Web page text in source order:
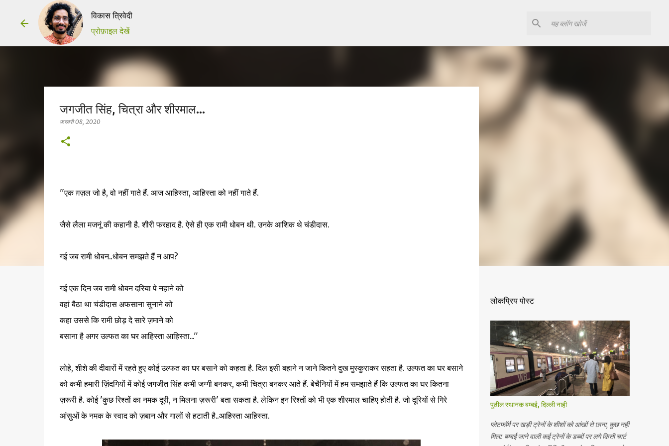
विकास त्रिवेदी
प्रोफ़ाइल देखें
जगजीत सिंह, चित्रा और शीरमाल...
फ़रवरी 08, 2020
''एक ग़ज़ल जो है, वो नहीं गाते हैं. आज आहिस्ता, आहिस्ता को नहीं गाते हैं.
जैसे लैला मजनूं की कहानी है. शीरी फरहाद है. ऐसे ही एक रामी धोबन थी. उनके आशिक थे चंडीदास.
गई जब रामी धोबन..धोबन समझते हैं न आप?
गई एक दिन जब रामी धोबन दरिया पे नहाने को
वहां बैठा था चंडीदास अफसाना सुनाने को
कहा उससे कि रामी छोड़ दे सारे ज़माने को
बसाना है अगर उल्फत का घर आहिस्ता आहिस्ता...''
लोहे, शीशे की दीवारों में रहते हुए कोई उल्फत का घर बसाने को कहता है. दिल इसी बहाने न जाने कितने दुख मुस्कुराकर सहता है. उल्फत का घर बसाने
को कभी हमारी ज़िंदगियों में कोई जगजीत सिंह कभी जग्गी बनकर, कभी चित्रा बनकर आते हैं. बेचैनियों में हम समझाते हैं कि उल्फत का घर कितना
ज़रूरी है. कोई 'कुछ रिश्तों का नमक दूरी, न मिलना ज़रूरी' बता सकता है. लेकिन इन रिश्तों को भी एक शीरमाल चाहिए होती है. जो दूरियों से गिरे
आंसुओं के नमक के स्वाद को ज़बान और गालों से हटाती है..आहिस्ता आहिस्ता.
लोकप्रिय पोस्ट
पुढील स्थानक बम्बई, दिल्ली नाही
प्लेटफॉर्म पर खड़ी ट्रेनों के शीशों को आंखों से छाना, कुछ नहीं
मिला. बम्बई जाने वाली कई ट्रेनों के डब्बों पर लगे किसी चार्ट